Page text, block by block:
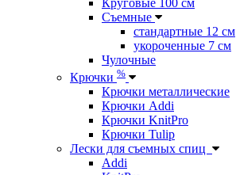
Круговые 100 см
Съемные
стандартные 12 см
укороченные 7 см
Чулочные
Крючки %
Крючки металлические
Крючки Addi
Крючки KnitPro
Крючки Tulip
Лески для съемных спиц
Addi